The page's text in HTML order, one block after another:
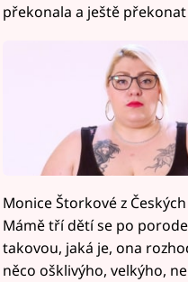
překonala a ještě
Monice Štorkové z
Mámě tří dětí se po
takovou, jaká je, ona
něco ošklivýho, velkýho,